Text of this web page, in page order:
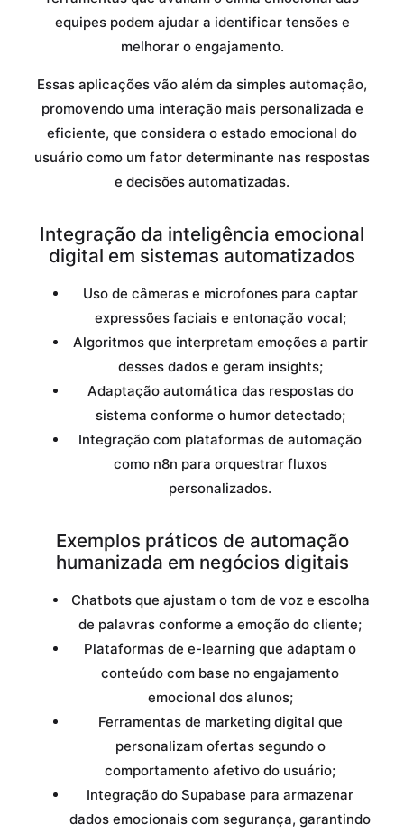
equipes podem ajudar a identificar tensões e
melhorar o engajamento.
Essas aplicações vão além da simples automação,
promovendo uma interação mais personalizada e
eficiente, que considera o estado emocional do
usuário como um fator determinante nas respostas
e decisões automatizadas.
Integração da inteligência emocional
digital em sistemas automatizados
Uso de câmeras e microfones para captar
expressões faciais e entonação vocal;
Algoritmos que interpretam emoções a partir
desses dados e geram insights;
Adaptação automática das respostas do
sistema conforme o humor detectado;
Integração com plataformas de automação
como n8n para orquestrar fluxos
personalizados.
Exemplos práticos de automação
humanizada em negócios digitais
Chatbots que ajustam o tom de voz e escolha
de palavras conforme a emoção do cliente;
Plataformas de e-learning que adaptam o
conteúdo com base no engajamento
emocional dos alunos;
Ferramentas de marketing digital que
personalizam ofertas segundo o
comportamento afetivo do usuário;
Integração do Supabase para armazenar
dados emocionais com segurança, garantindo